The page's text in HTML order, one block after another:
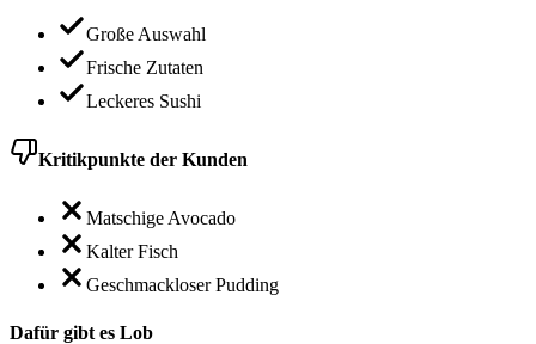
Große Auswahl
Frische Zutaten
Leckeres Sushi
Kritikpunkte der Kunden
Matschige Avocado
Kalter Fisch
Geschmackloser Pudding
Dafür gibt es Lob